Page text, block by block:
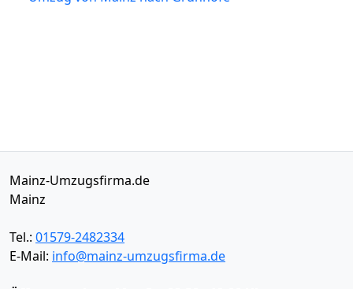
Mainz-Umzugsfirma.de
Mainz
Tel.: 01579-2482334
E-Mail: info@mainz-umzugsfirma.de